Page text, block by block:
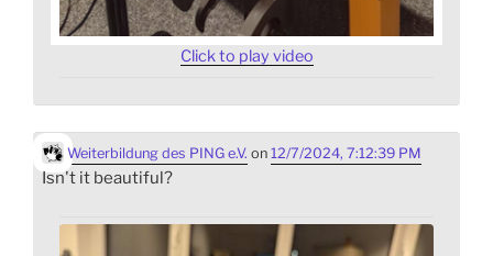
Click to play video
Weiterbildung des PING e.V. on 12/7/2024, 7:12:39 PM
Isn't it beautiful?